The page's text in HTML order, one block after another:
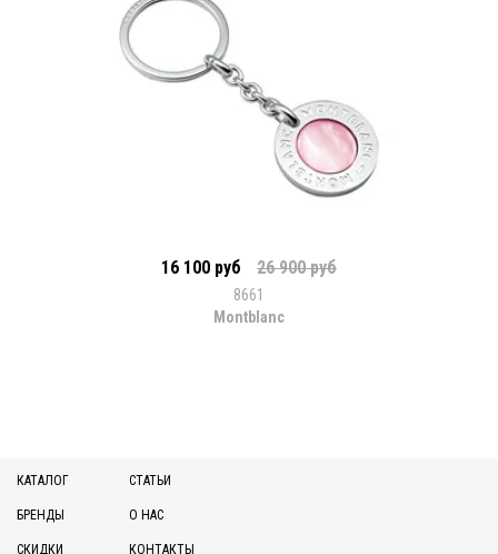
16 100 руб 26 900 руб
8661
Montblanc
КАТАЛОГ
БРЕНДЫ
СКИДКИ
СТАТЬИ
О НАС
КОНТАКТЫ